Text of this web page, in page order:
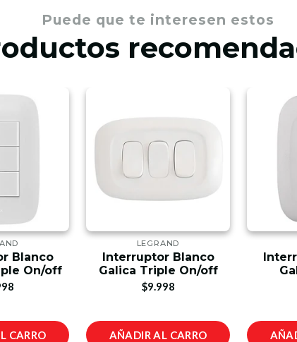
Puede que te interesen estos
Blanco
On/off
CARRO
LEGRAND
Interruptor Blanco
Galica Triple On/off
$9.998
AÑADIR AL CARRO